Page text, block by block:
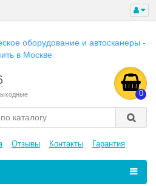
0
Отзывы Контакты Гарантия